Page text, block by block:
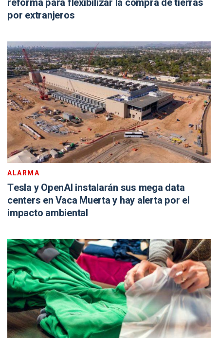
por extranjeros
ALARMA
Tesla y OpenAI instalarán sus mega data
centers en Vaca Muerta y hay alerta por el
impacto ambiental